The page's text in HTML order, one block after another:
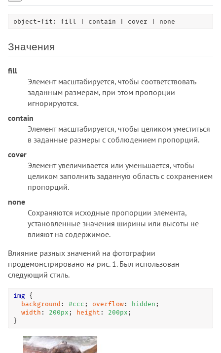
object-fit: fill | contain | cover | none
Значения
fill
Элемент масштабируется, чтобы соответствовать
заданным размерам, при этом пропорции
игнорируются.
contain
Элемент масштабируется, чтобы целиком уместиться
в заданные размеры с соблюдением пропорций.
cover
Элемент увеличивается или уменьшается, чтобы
целиком заполнить заданную область с сохранением
пропорций.
none
Сохраняются исходные пропорции элемента,
установленные значения ширины или высоты не
влияют на содержимое.
Влияние разных значений на фотографии
продемонстрировано на рис. 1. Был использован
следующий стиль.
img {
background : #ccc ; overflow : hidden ;
width : 200px ; height : 200px ;
}
background-size
block-size
border-block
border-block-color
border-block-end
border-block-end-color
border-block-end-style
border-block-end-width
border-block-start
border-block-start-color
border-block-start-style
border-block-start-width
border-block-style
border-block-width
border-bottom
border-bottom-color
border-bottom-left-radius
border-bottom-right-radius
border-bottom-style
border-bottom-width
border-collapse
border-end-end-radius
border-end-start-radius
border-image-outset